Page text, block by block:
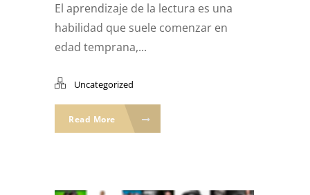
El aprendizaje de la lectura es una
habilidad que suele comenzar en
edad temprana,...
Uncategorized
Read More